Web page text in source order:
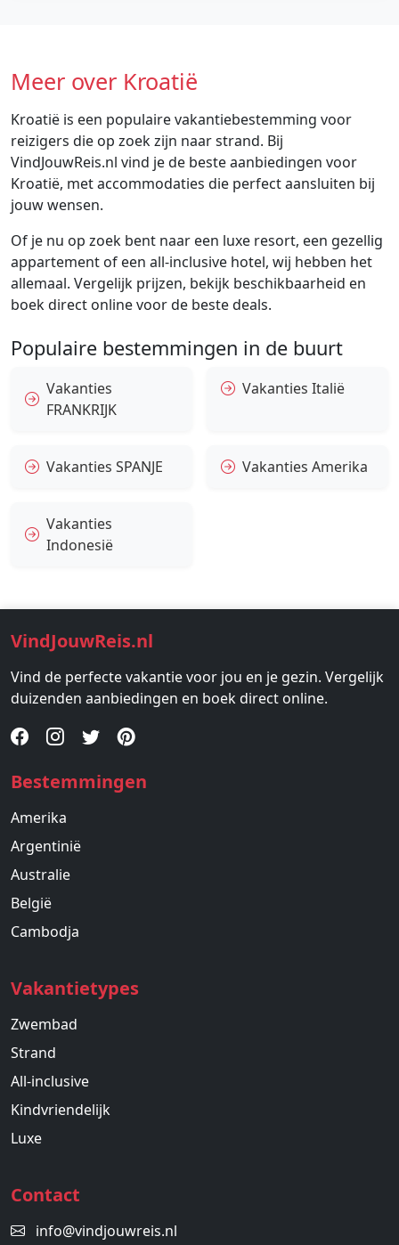
Meer over Kroatië
Kroatië is een populaire vakantiebestemming voor
reizigers die op zoek zijn naar strand. Bij
VindJouwReis.nl vind je de beste aanbiedingen voor
Kroatië, met accommodaties die perfect aansluiten bij
jouw wensen.
Of je nu op zoek bent naar een luxe resort, een gezellig
appartement of een all-inclusive hotel, wij hebben het
allemaal. Vergelijk prijzen, bekijk beschikbaarheid en
boek direct online voor de beste deals.
Populaire bestemmingen in de buurt
Vakanties
FRANKRIJK
Vakanties Italië
Vakanties SPANJE Vakanties Amerika
Vakanties
Indonesië
VindJouwReis.nl
Vind de perfecte vakantie voor jou en je gezin. Vergelijk
duizenden aanbiedingen en boek direct online.
Bestemmingen
Amerika
Argentinië
Australie
België
Cambodja
Vakantietypes
Zwembad
Strand
All-inclusive
Kindvriendelijk
Luxe
Contact
info@vindjouwreis.nl